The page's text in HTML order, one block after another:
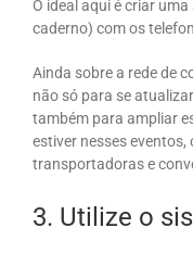
O ideal aqui é criar
caderno) com os
Ainda sobre a rede de
não só para se
também para ampliar
estiver nesses
transportadoras e
3. Utilize o